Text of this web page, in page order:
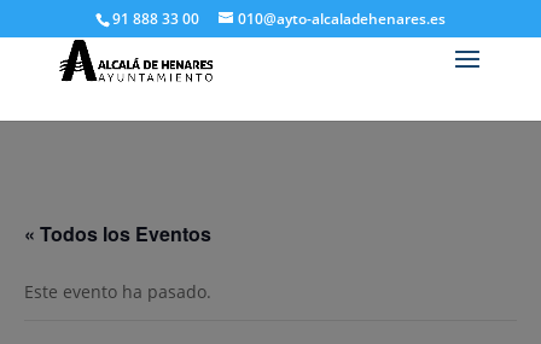
91 888 33 00 010@ayto-alcaladehenares.es
« Todos los Eventos
Este evento ha pasado.